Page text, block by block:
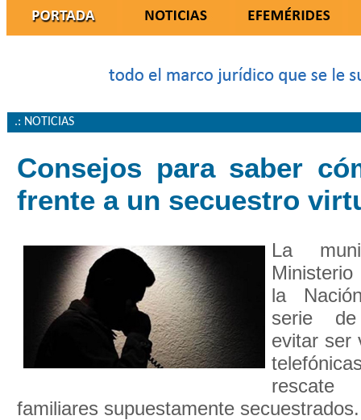
.: NOTICIAS
Consejos para saber
frente a un secuestro
La
la
serie
evitar ser
familiares supuestamente secuestrados.